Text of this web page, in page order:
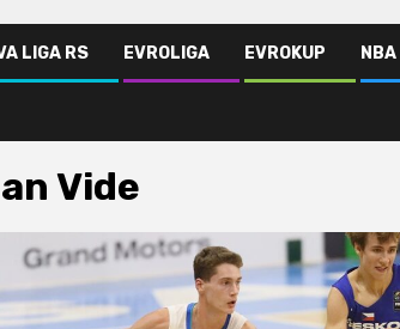
LIGA RS EVROLIGA EVROKUP NBA
Vide